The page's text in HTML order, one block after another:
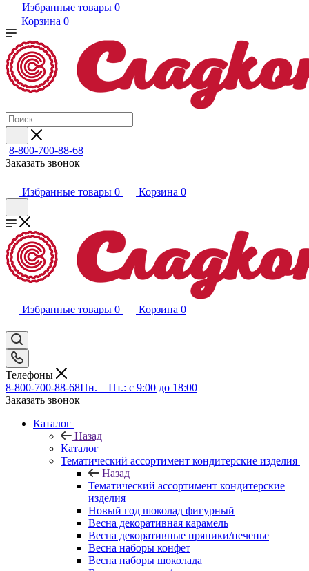
Избранные товары 0
Корзина 0
8-800-700-88-68
Заказать звонок
Избранные товары 0 Корзина 0
Избранные товары 0 Корзина 0
Телефоны
8-800-700-88-68Пн. – Пт.: с 9:00 до 18:00
Заказать звонок
Каталог
Назад
Каталог
Тематический ассортимент кондитерские изделия
Назад
Тематический ассортимент кондитерские
изделия
Новый год шоколад фигурный
Весна декоративная карамель
Весна декоративные пряники/печенье
Весна наборы конфет
Весна наборы шоколада